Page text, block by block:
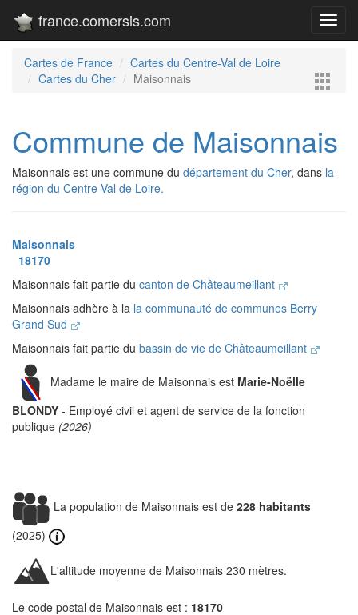
france.comersis.com
Cartes de France
Cartes du Centre-Val de Loire
Cartes du Cher
Maisonnais
Commune de Maisonnais
Maisonnais est une commune du département du Cher, dans la
région du Centre-Val de Loire.
Maisonnais
18170
Maisonnais fait partie du canton de Châteaumeillant
Maisonnais adhère à la la communauté de communes Berry
Grand Sud
Maisonnais fait partie du bassin de vie de Châteaumeillant
Madame le maire de Maisonnais est Marie-Noëlle
BLONDY - Employé civil et agent de service de la fonction
publique (2026)
La population de Maisonnais est de 228 habitants
(2025)
L'altitude moyenne de Maisonnais 230 mètres.
Le code postal de Maisonnais est : 18170